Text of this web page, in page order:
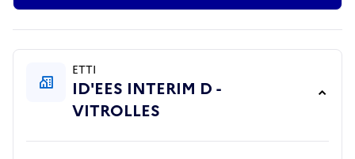
ETTI
ID'EES INTERIM D -
VITROLLES